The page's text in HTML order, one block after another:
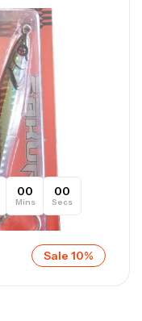
00
Mins
00
Secs
Sale 10%